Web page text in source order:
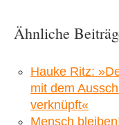
Ähnliche
Hauke Ritz:
mit dem
verknüpft«
Mensch